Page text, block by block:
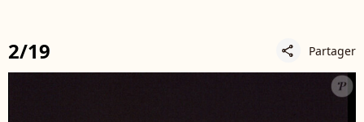
2/19 share Partager